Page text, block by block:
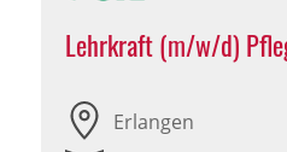
Lehrkraft (m/w/d)
Erlangen